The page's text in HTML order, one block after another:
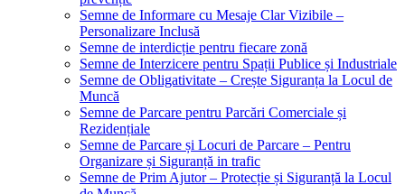
Semne de Informare cu Mesaje Clar Vizibile –
Personalizare Inclusă
Semne de interdicție pentru fiecare zonă
Semne de Interzicere pentru Spații Publice și Industriale
Semne de Obligativitate – Crește Siguranța la Locul de
Muncă
Semne de Parcare pentru Parcări Comerciale și
Rezidențiale
Semne de Parcare și Locuri de Parcare – Pentru
Organizare și Siguranță in trafic
Semne de Prim Ajutor – Protecție și Siguranță la Locul